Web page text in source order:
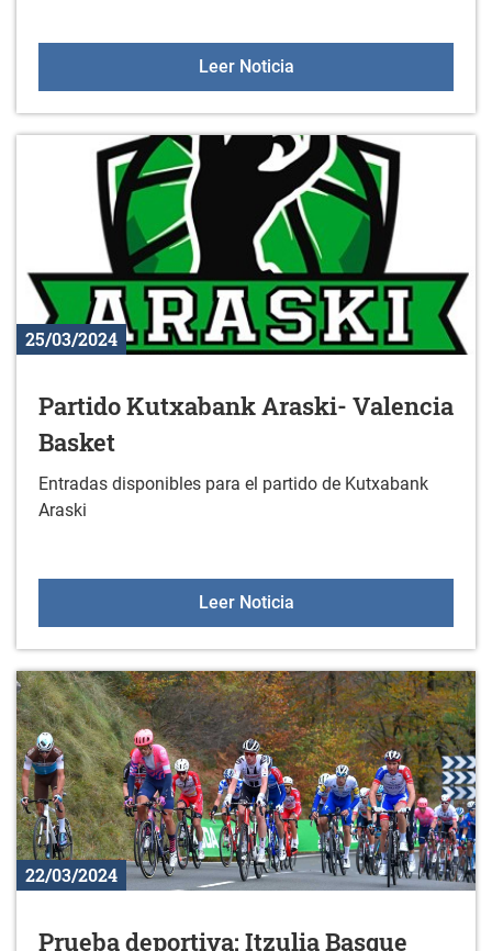
Leer NoticiaCurso: Smartphones y
25/03/2024
Partido Kutxabank Araski- Valencia
Basket
Entradas disponibles para el partido de Kutxabank
Araski
Leer NoticiaPartido Kutxabank
22/03/2024
Prueba deportiva: Itzulia Basque